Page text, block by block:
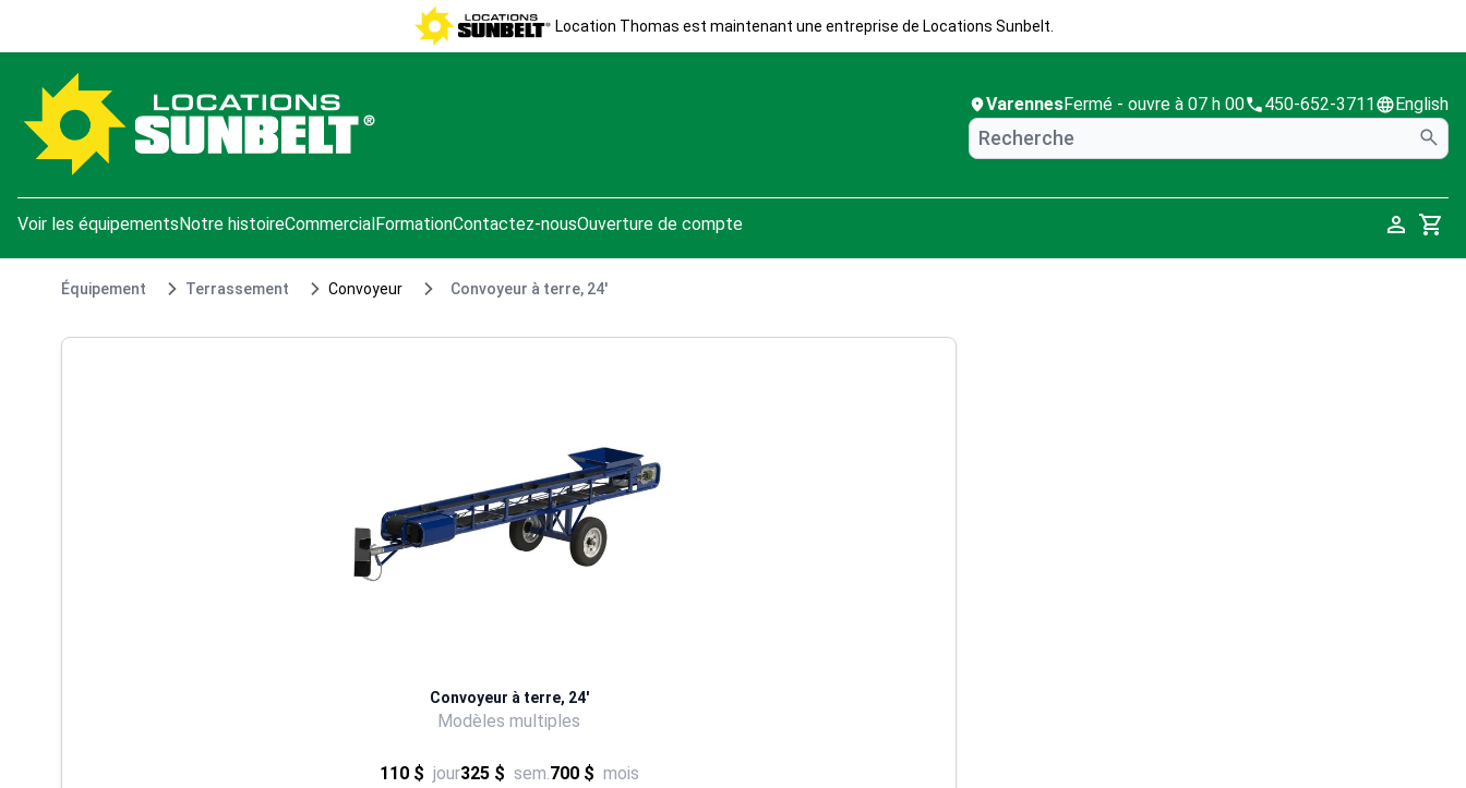
Location Thomas est maintenant une entreprise de Locations Sunbelt.
VarennesFermé - ouvre à 07 h 00 450-652-3711 English
Voir les équipements Notre histoireCommercial FormationContactez-nousOuverture de compte
Cart
Équipement Terrassement Convoyeur Convoyeur à terre, 24'
Convoyeur à terre, 24'
Modèles multiples
110 $ jour325 $ sem.700 $ mois